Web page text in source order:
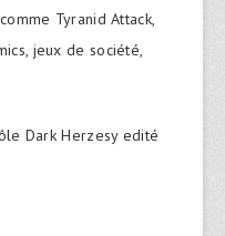
Tyranid Attack,
jeux de société,
Dark Herzesy edité